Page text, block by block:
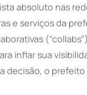
absoluto nas
e serviços da
inflar sua
decisão, o